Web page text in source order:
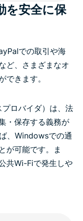
を安全に保
での取引や海
ど、さまざまなオ
できます。
ロバイダ）は、法
・保存する義務が
、Windowsでの通
が可能です。ま
共Wi-Fiで発生しや